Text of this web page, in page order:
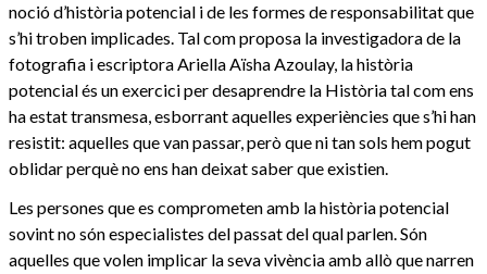
noció d’història potencial i de les formes de responsabilitat que
s’hi troben implicades. Tal com proposa la investigadora de la
fotografia i escriptora Ariella Aïsha Azoulay, la història
potencial és un exercici per desaprendre la Història tal com ens
ha estat transmesa, esborrant aquelles experiències que s’hi han
resistit: aquelles que van passar, però que ni tan sols hem pogut
oblidar perquè no ens han deixat saber que existien.
Les persones que es comprometen amb la història potencial
sovint no són especialistes del passat del qual parlen. Són
aquelles que volen implicar la seva vivència amb allò que narren